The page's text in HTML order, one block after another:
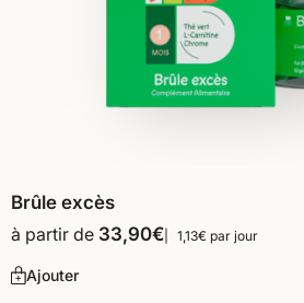
Brûle excès
à partir de 33,90€ 1,13€ par jour
Ajouter